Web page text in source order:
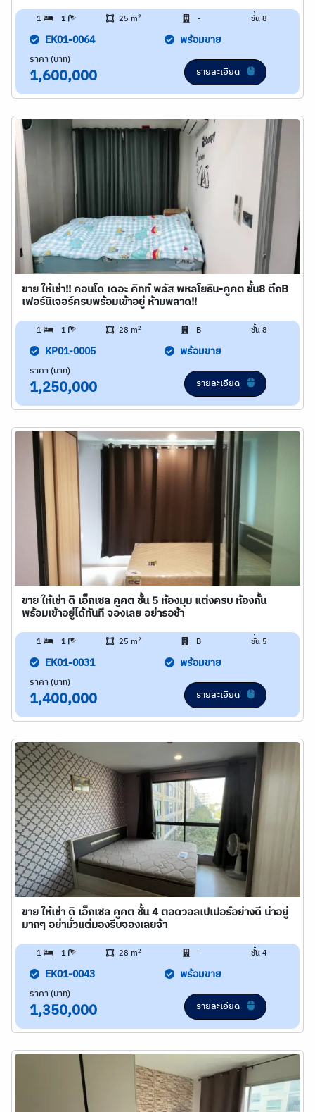
1 1 25 m2 - ชั้น 8
EK01-0064 พร้อมขาย
ราคา (บาท)
1,600,000 รายละเอียด
ขาย ให้เช่า!! คอนโด เดอะ คิทท์ พลัส พหลโยธิน-คูคต ชั้น8 ตึกB
เฟอร์นิเจอร์ครบพร้อมเข้าอยู่ ห้ามพลาด!!
1 1 28 m2 B ชั้น 8
KP01-0005 พร้อมขาย
ราคา (บาท)
1,250,000 รายละเอียด
ขาย ให้เช่า ดิ เอ็กเซล คูคต ชั้น 5 ห้องมุม แต่งครบ ห้องกั้น
พร้อมเข้าอยู่ได้ทันที จองเลย อย่ารอช้า
1 1 25 m2 B ชั้น 5
EK01-0031 พร้อมขาย
ราคา (บาท)
1,400,000 รายละเอียด
ขาย ให้เช่า ดิ เอ็กเซล คูคต ชั้น 4 ตอดวอลเปเปอร์อย่างดี น่าอยู่
มากๆ อย่ามั่วแต่มองรีบจองเลยจ้า
1 1 28 m2 - ชั้น 4
EK01-0043 พร้อมขาย
ราคา (บาท)
1,350,000 รายละเอียด